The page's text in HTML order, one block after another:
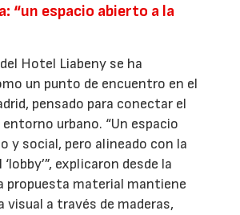
“un espacio abierto a la
Hotel Liabeny se ha
un punto de encuentro en el
pensado para conectar el
urbano. “Un espacio
y social, pero alineado con la
explicaron desde la
propuesta material mantiene
visual a través de maderas,